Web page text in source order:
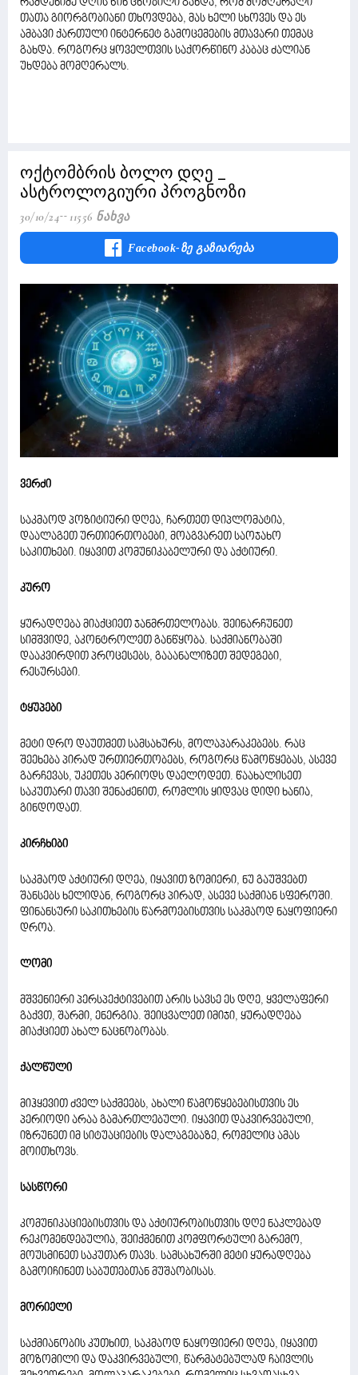
რამდენიმე დღის წინ ცნობილი გახდა, რომ მომღერალი
თათა გიორგობიანი თხოვდება, მას ხელი სხოვეს და ეს
ამბავი ქართული ინტერნეტ გამოცემების მთავარი თემაც
გახდა. როგორც ყოველთვის საქორწინო კაბაც ძალიან
უხდება მომღერალს.
ოქტომბრის ბოლო დღე _
ასტროლოგიური პროგნოზი
30/10/24 11556 Ნახვა
Facebook-Ზე Გაზიარება
ვერძი
საკმაოდ პოზიტიური დღეა, ჩართეთ დიპლომატია,
დაალაგეთ ურთიერთობები, მოაგვარეთ საოჯახო
საკითხები. იყავით კომუნიკაბელური და აქტიური.
კურო
ყურადღება მიაქციეთ ჯანმრთელობას. შეინარჩუნეთ
სიმშვიდე, აკონტროლეთ განწყობა. საქმიანობაში
დააკვირდით პროცესებს, გააანალიზეთ შედეგები,
რესურსები.
ტყუპები
მეტი დრო დაუთმეთ სამსახურს, მოლაპარაკებებს. რაც
შეეხება პირად ურთიერთობებს, როგორც წამოწყებას, ასევე
გარჩევას, უკეთეს პერიოდს დაელოდეთ. წაახალისეთ
საკუთარი თავი შენაძენით, რომლის ყიდვაც დიდი ხანია,
გინდოდათ.
კირჩხიბი
საკმაოდ აქტიური დღეა, იყავით ზომიერი, ნუ გაუშვებთ
შანსებს ხელიდან, როგორც პირად, ასევე საქმიან სფეროში.
ფინანსური საკითხების წარმოებისთვის საკმაოდ ნაყოფიერი
დროა.
ლომი
მშვენიერი პერსპექტივებით არის სავსე ეს დღე, ყველაფერი
გაქვთ, შარმი, ენერგია. შეიცვალეთ იმიჯი, ყურადღება
მიაქციეთ ახალ ნაცნობობას.
ქალწული
მიჰყევით ძველ საქმეებს, ახალი წამოწყებებისთვის ეს
პერიოდი არაა გამართლებული. იყავით დაკვირვებული,
იზრუნეთ იმ სიტუაციების დალაგებაზე, რომელიც ამას
მოითხოვს.
სასწორი
კომუნიკაციებისთვის და აქტიურობისთვის დღე ნაკლებად
რეკომენდებულია, შეიქმენით კომფორტული გარემო,
მოუსმინეთ საკუთარ თავს. სამსახურში მეტი ყურადღება
გამოიჩინეთ საბუთებთან მუშაობისას.
მორიელი
საქმიანობის კუთხით, საკმაოდ ნაყოფიერი დღეა, იყავით
მოზომილი და დაკვირვებული, წარმატებულად ჩაივლის